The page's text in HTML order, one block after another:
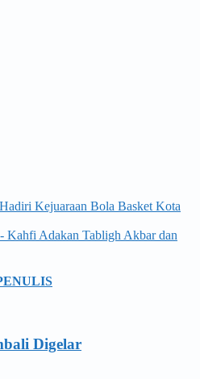
Kejuaraan Bola Basket Kota
Kahfi Adakan Tabligh Akbar dan
Digelar